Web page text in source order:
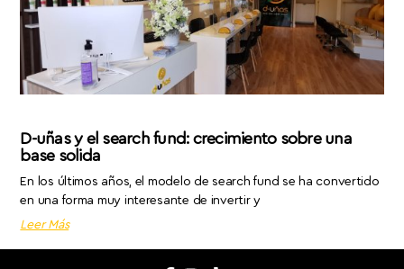
D-uñas y el search fund: crecimiento sobre una
base solida
En los últimos años, el modelo de search fund se ha convertido
en una forma muy interesante de invertir y
Leer Más